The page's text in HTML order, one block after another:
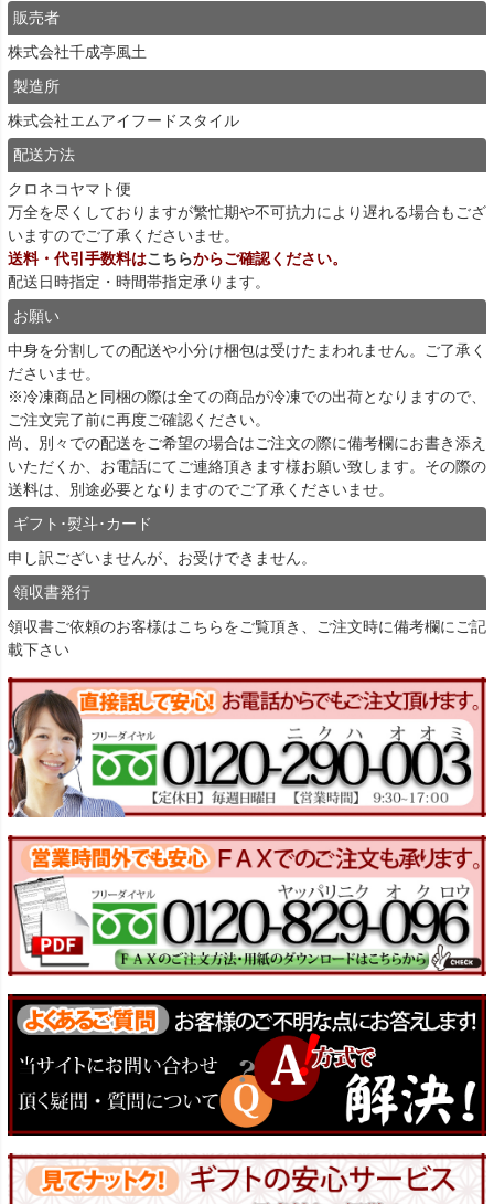
販売者
株式会社千成亭風土
製造所
株式会社エムアイフードスタイル
配送方法
クロネコヤマト便
万全を尽くしておりますが繁忙期や不可抗力により遅れる場合もござ
いますのでご了承くださいませ。
送料・代引手数料はこちらからご確認ください。
配送日時指定・時間帯指定承ります。
お願い
中身を分割しての配送や小分け梱包は受けたまわれません。ご了承く
ださいませ。
※冷凍商品と同梱の際は全ての商品が冷凍での出荷となりますので、
ご注文完了前に再度ご確認ください。
尚、別々での配送をご希望の場合はご注文の際に備考欄にお書き添え
いただくか、お電話にてご連絡頂きます様お願い致します。その際の
送料は、別途必要となりますのでご了承くださいませ。
ギフト･熨斗･カード
申し訳ございませんが、お受けできません。
領収書発行
領収書ご依頼のお客様はこちらをご覧頂き、ご注文時に備考欄にご記
載下さい